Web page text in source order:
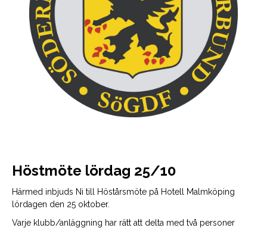
Höstmöte lördag 25/10
Härmed inbjuds Ni till Höstårsmöte på Hotell Malmköping
lördagen den 25 oktober.
Varje klubb/anläggning har rätt att delta med två personer